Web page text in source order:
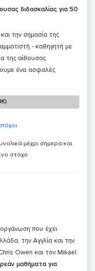
διδασκαλίας για 50
την σημασία της
- καθηγητή με
της αίθουσας
ένα ασφαλές
μέχρι σήμερα και
στόχο
οργάνωση που έχει
την Αγγλία και την
Owen και τον Mikael
μαθήματα για